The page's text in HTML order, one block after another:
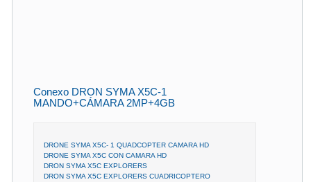
Conexo DRON SYMA X5C-1
MANDO+CÁMARA 2MP+4GB
DRONE SYMA X5C- 1 QUADCOPTER CAMARA HD
DRONE SYMA X5C CON CAMARA HD
DRON SYMA X5C EXPLORERS
DRON SYMA X5C EXPLORERS CUADRICOPTERO